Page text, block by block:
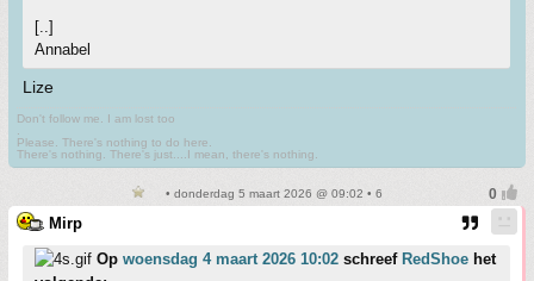
[..]
Annabel
Lize
Don't follow me. I am lost too
Please. There's nothing to do here.
There's nothing. There's just....I mean, there's nothing.
• donderdag 5 maart 2026 @ 09:02 • 6
Mirp
Op woensdag 4 maart 2026 10:02 schreef RedShoe het